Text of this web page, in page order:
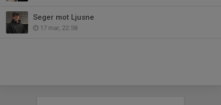
Seger mot Ljusne
17 mar, 22:58